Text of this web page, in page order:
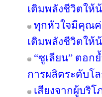
เติมพลังชีวิตให้
ทุกหัวใจมีคุณค่
เติมพลังชีวิตให้
“ซูเลียน” ตอก
การผลิตระดับโ
เสียงจากผู้บริโ